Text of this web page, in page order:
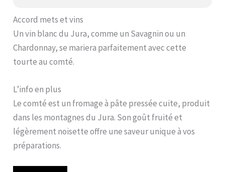
Accord mets et vins
Un vin blanc du Jura, comme un Savagnin ou un
Chardonnay, se mariera parfaitement avec cette
tourte au comté.
L’info en plus
Le comté est un fromage à pâte pressée cuite, produit
dans les montagnes du Jura. Son goût fruité et
légèrement noisette offre une saveur unique à vos
préparations.